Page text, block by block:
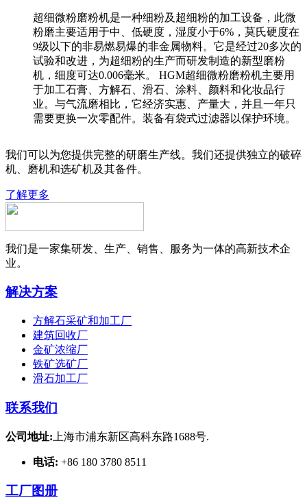
超细微粉磨粉机是一种细粉及超细粉的加工设备，此微
粉磨主要适用于中、低硬度，湿度小于6%，莫氏硬度在
9级以下的非易燃易爆的非金属物料。它是经过20多次的
试验和改进，为超细粉的生产而研发制造的新型磨粉
机，细度可达0.006毫米。 HGM超细微粉磨粉机主要用
于加工石膏、方解石、滑石、涂料、颜料和化妆品行
业。与气流磨相比，它经济实惠、产量大，并且一年只
需要更换一次零配件。装备有袋式过滤器以保护环境。
我们可以为您提供完整的研磨生产线。我们还提供独立的破碎
机、磨机和选矿机及其备件。
了解更多
我们是一家集研发、生产、销售、服务为一体的高新技术企
业。
解决方案
方解石采矿和加工厂
建筑回收厂
金矿浓缩厂
铁矿选矿厂
滑石加工厂
联系我们
公司地址: 上海市浦东新区高科东路1688号.
电话: +86 180 3780 8511
工厂图册